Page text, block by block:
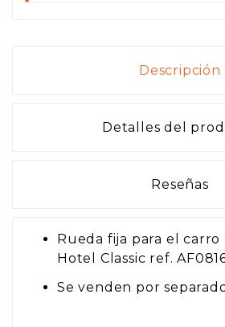
Descripción
Detalles del
Reseñas
Rueda fija para el carro
Hotel Classic ref.
Se venden por